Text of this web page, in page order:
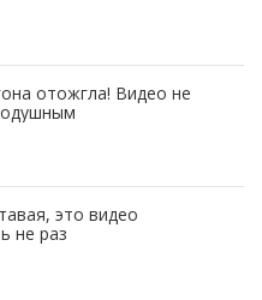
отожгла! Видео не
это видео
не раз